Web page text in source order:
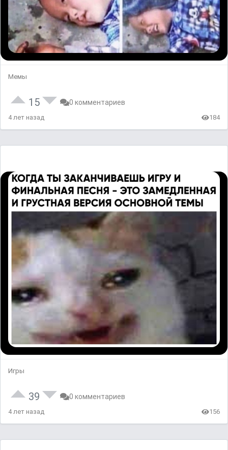
Мемы
15 0 комментариев
4 лет назад 184
Игры
39 0 комментариев
4 лет назад 156